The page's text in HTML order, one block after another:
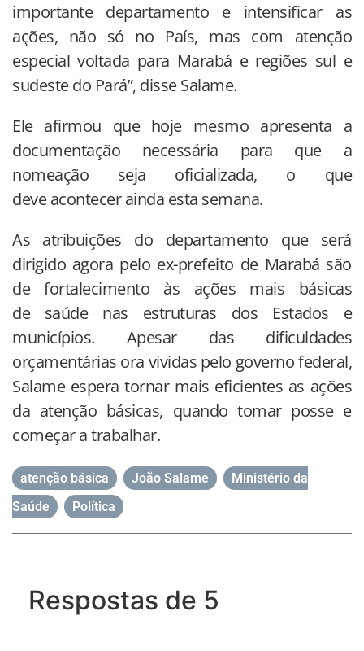
importante departamento e intensificar as
ações, não só no País, mas com atenção
especial voltada para Marabá e regiões sul e
sudeste do Pará”, disse Salame.
Ele afirmou que hoje mesmo apresenta a
documentação necessária para que a
nomeação seja oficializada, o que
deve acontecer ainda esta semana.
As atribuições do departamento que será
dirigido agora pelo ex-prefeito de Marabá são
de fortalecimento às ações mais básicas
de saúde nas estruturas dos Estados e
municípios. Apesar das dificuldades
orçamentárias ora vividas pelo governo federal,
Salame espera tornar mais eficientes as ações
da atenção básicas, quando tomar posse e
começar a trabalhar.
atenção básica João Salame
Ministério da
Saúde
Política
Respostas de 5